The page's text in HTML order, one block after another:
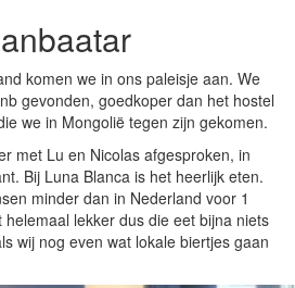
komen we in ons paleisje aan. We
gevonden, goedkoper dan het hostel
we in Mongolië tegen zijn gekomen.
met Lu en Nicolas afgesproken, in
Bij Luna Blanca is het heerlijk eten.
minder dan in Nederland voor 1
lekker dus die eet bijna niets
wij nog even wat lokale biertjes gaan